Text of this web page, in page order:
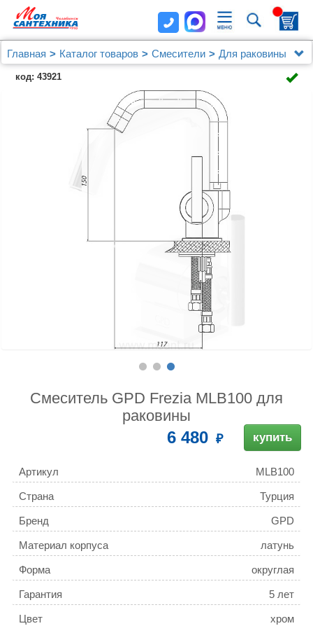
Главная Каталог товаров Смесители
Для раковины
Смеситель GPD Frezia MLB100 для раковины
код: 43921
Смеситель GPD Frezia MLB100 для
раковины
6 480 купить
Артикул MLB100
Страна Турция
Бренд GPD
Материал корпуса латунь
Форма округлая
Гарантия 5 лет
Цвет хром